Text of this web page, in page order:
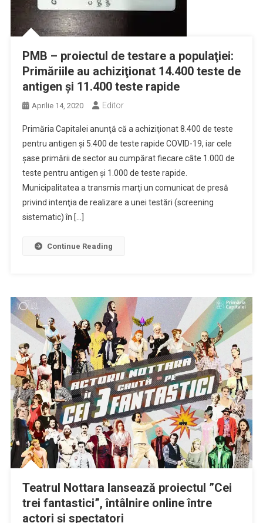
PMB – proiectul de testare a populaţiei:
Primăriile au achiziţionat 14.400 teste de
antigen şi 11.400 teste rapide
Aprilie 14, 2020 Editor
Primăria Capitalei anunţă că a achiziţionat 8.400 de teste
pentru antigen şi 5.400 de teste rapide COVID-19, iar cele
şase primării de sector au cumpărat fiecare câte 1.000 de
teste pentru antigen şi 1.000 de teste rapide.
Municipalitatea a transmis marţi un comunicat de presă
privind intenţia de realizare a unei testări (screening
sistematic) în […]
Continue Reading
Teatrul Nottara lansează proiectul ”Cei
trei fantastici”, întâlnire online între
actori şi spectatori